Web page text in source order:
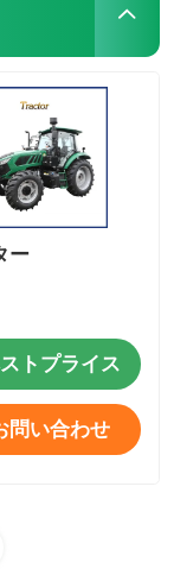
ー
トプライス
問い合わせ